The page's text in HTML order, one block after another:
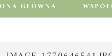
GŁÓWNA